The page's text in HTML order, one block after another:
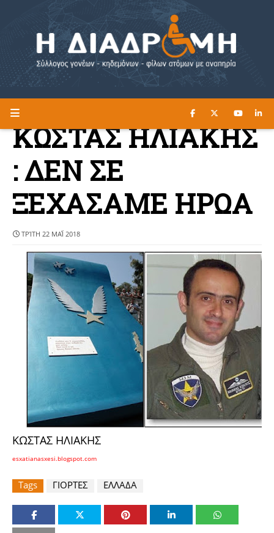
Η ΔΙΑΔΡΟΜΗ ΔΙΑΒΑΣΤΕ ΕΔΩ ►
ΚΩΣΤΑΣ ΗΛΙΑΚΗΣ
: ΔΕΝ ΣΕ
ΞΕΧΑΣΑΜΕ ΗΡΩΑ
ΤΡΊΤΗ 22 ΜΑΪ́ 2018
ΚΩΣΤΑΣ ΗΛΙΑΚΗΣ
esxatianasxesi.blogspot.com
Tags ΓΙΟΡΤΕΣ ΕΛΛΑΔΑ